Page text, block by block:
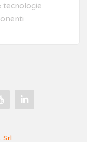
tecnologie
Srl